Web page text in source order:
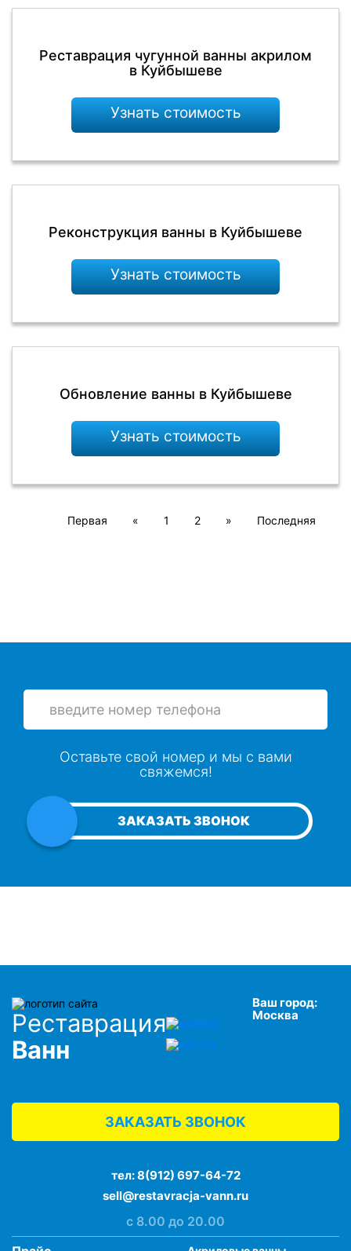
Реставрация чугунной ванны акрилом
в Куйбышеве
Узнать стоимость
Реконструкция ванны в Куйбышеве
Узнать стоимость
Обновление ванны в Куйбышеве
Узнать стоимость
Первая « 1 2 » Последняя
ЗАКАЗАТЬ ЗВОНОК
Оставьте свой номер и мы с вами
свяжемся!
Реставрация
Ванн
Ваш город:
Москва
ЗАКАЗАТЬ ЗВОНОК
тел:8(912) 697-64-72
sell@restavracja-vann.ru
с 8.00 до 20.00